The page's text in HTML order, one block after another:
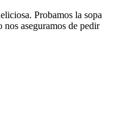
Probamos la sopa
aseguramos de pedir